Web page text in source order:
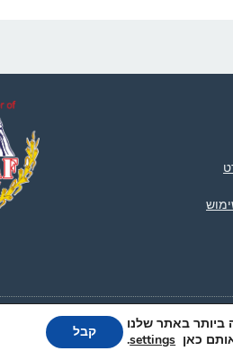
ביותר באתר שלנו
כאן settings
. קבל